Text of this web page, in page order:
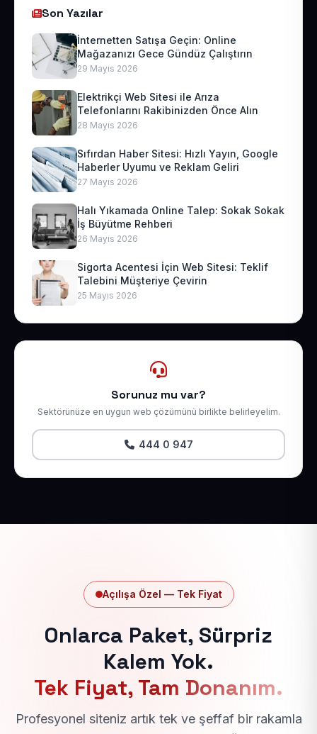
Son Yazılar
İnternetten Satışa Geçin: Online
Mağazanızı Gece Gündüz Çalıştırın
29 Mayıs 2026
Elektrikçi Web Sitesi ile Arıza
Telefonlarını Rakibinizden Önce Alın
28 Mayıs 2026
Sıfırdan Haber Sitesi: Hızlı Yayın, Google
Haberler Uyumu ve Reklam Geliri
27 Mayıs 2026
Halı Yıkamada Online Talep: Sokak Sokak
İş Büyütme Rehberi
26 Mayıs 2026
Sigorta Acentesi İçin Web Sitesi: Teklif
Talebini Müşteriye Çevirin
25 Mayıs 2026
Sorunuz mu var?
Sektörünüze en uygun web çözümünü birlikte belirleyelim.
444 0 947
Açılışa Özel — Tek Fiyat
Onlarca Paket, Sürpriz
Kalem Yok.
Tek Fiyat, Tam Donanım.
Profesyonel siteniz artık tek ve şeffaf bir rakamla